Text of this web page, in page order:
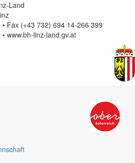
Land
• Fax (+43 732) 694 14-266 399
www.bh-linz-land.gv.at